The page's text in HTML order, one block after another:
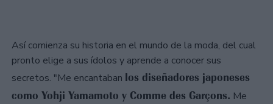
Así comienza su historia en el mundo de la moda, del cual
pronto elige a sus ídolos y aprende a conocer sus
secretos. "Me encantaban los diseñadores japoneses
como Yohji Yamamoto y Comme des Garçons. Me